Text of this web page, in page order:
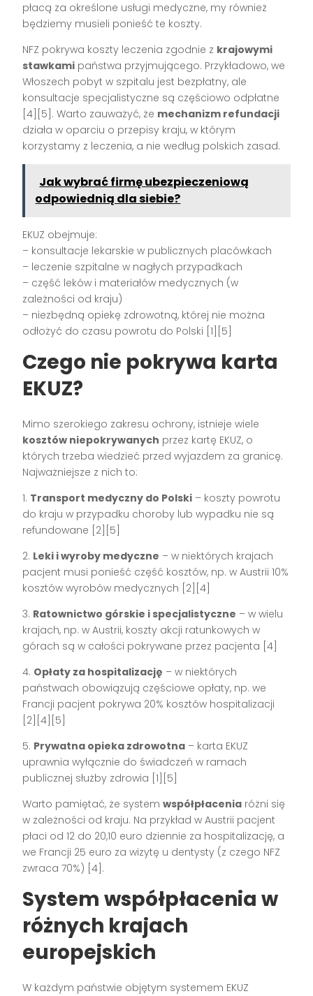
płacą za określone usługi medyczne, my również
będziemy musieli ponieść te koszty.
NFZ pokrywa koszty leczenia zgodnie z krajowymi
stawkami państwa przyjmującego. Przykładowo, we
Włoszech pobyt w szpitalu jest bezpłatny, ale
konsultacje specjalistyczne są częściowo odpłatne
[4][5]. Warto zauważyć, że mechanizm refundacji
działa w oparciu o przepisy kraju, w którym
korzystamy z leczenia, a nie według polskich zasad.
Jak wybrać firmę ubezpieczeniową
odpowiednią dla siebie?
EKUZ obejmuje:
– konsultacje lekarskie w publicznych placówkach
– leczenie szpitalne w nagłych przypadkach
– część leków i materiałów medycznych (w
zależności od kraju)
– niezbędną opiekę zdrowotną, której nie można
odłożyć do czasu powrotu do Polski [1][5]
Czego nie pokrywa karta
EKUZ?
Mimo szerokiego zakresu ochrony, istnieje wiele
kosztów niepokrywanych przez kartę EKUZ, o
których trzeba wiedzieć przed wyjazdem za granicę.
Najważniejsze z nich to:
1. Transport medyczny do Polski – koszty powrotu
do kraju w przypadku choroby lub wypadku nie są
refundowane [2][5]
2. Leki i wyroby medyczne – w niektórych krajach
pacjent musi ponieść część kosztów, np. w Austrii 10%
kosztów wyrobów medycznych [2][4]
3. Ratownictwo górskie i specjalistyczne – w wielu
krajach, np. w Austrii, koszty akcji ratunkowych w
górach są w całości pokrywane przez pacjenta [4]
4. Opłaty za hospitalizację – w niektórych
państwach obowiązują częściowe opłaty, np. we
Francji pacjent pokrywa 20% kosztów hospitalizacji
[2][4][5]
5. Prywatna opieka zdrowotna – karta EKUZ
uprawnia wyłącznie do świadczeń w ramach
publicznej służby zdrowia [1][5]
Warto pamiętać, że systemwspółpłacenia różni się
w zależności od kraju. Na przykład w Austrii pacjent
płaci od 12 do 20,10 euro dziennie za hospitalizację, a
we Francji 25 euro za wizytę u dentysty (z czego NFZ
zwraca 70%) [4].
System współpłacenia w
różnych krajach
europejskich
W każdym państwie objętym systemem EKUZ